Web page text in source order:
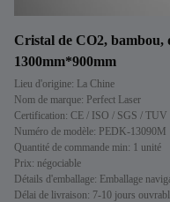
Cristal de CO2, bambou,
1300mm*900mm
Lieu d'origine: La Chine
Nom de marque: Perfect Laser
Certification: CE / ISO / SGS / TUV
Numéro de modèle: PEDK-13090M
Quantité de commande min: 1 unité
Prix: négociable
Détails d'emballage: Emballage
Délai de livraison: 7-10 jours